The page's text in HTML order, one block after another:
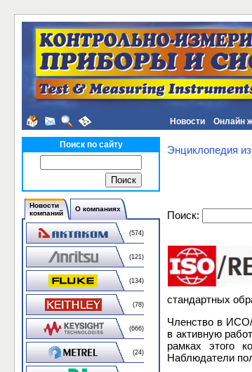
Новости Онлайн
Поиск по сайту
Новости
компаний
О компаниях
(574)
(121)
(134)
(78)
(666)
(24)
Энциклопедия
Поиск:
стандартных
Членство в ИСО/
в активную
рамках этого
Наблюдатели